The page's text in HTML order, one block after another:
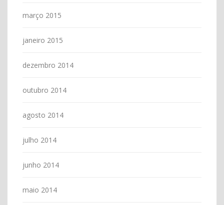
março 2015
janeiro 2015
dezembro 2014
outubro 2014
agosto 2014
julho 2014
junho 2014
maio 2014